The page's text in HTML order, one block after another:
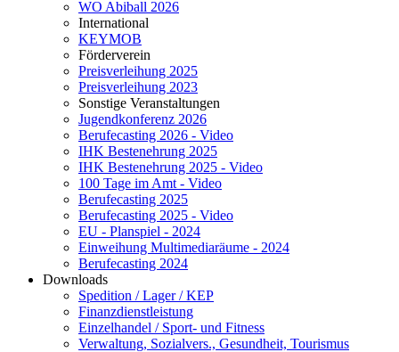
WO Abiball 2026
International
KEYMOB
Förderverein
Preisverleihung 2025
Preisverleihung 2023
Sonstige Veranstaltungen
Jugendkonferenz 2026
Berufecasting 2026 - Video
IHK Bestenehrung 2025
IHK Bestenehrung 2025 - Video
100 Tage im Amt - Video
Berufecasting 2025
Berufecasting 2025 - Video
EU - Planspiel - 2024
Einweihung Multimediaräume - 2024
Berufecasting 2024
Downloads
Spedition / Lager / KEP
Finanzdienstleistung
Einzelhandel / Sport- und Fitness
Verwaltung, Sozialvers., Gesundheit, Tourismus